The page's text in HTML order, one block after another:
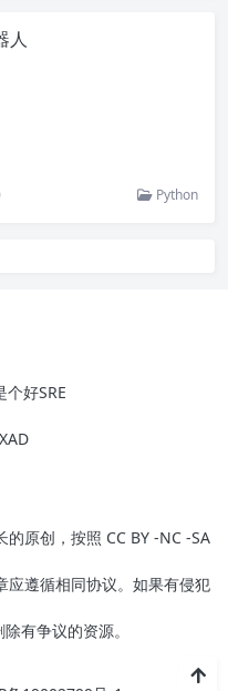
人
Python
个好SRE
原创，按照 CC BY -NC -SA
应遵循相同协议。如果有侵犯
有争议的资源。